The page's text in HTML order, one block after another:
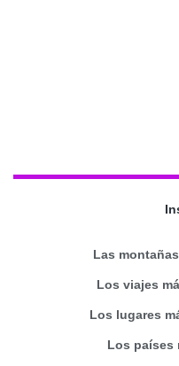
Las
Los viajes
Los lugares
Los países